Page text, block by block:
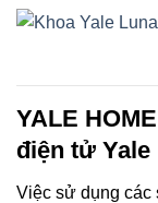
YALE
điện tử Yale
Việc sử dụng các